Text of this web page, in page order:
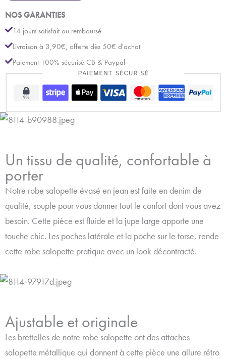
salopette
évasée
en
jean
NOS GARANTIES
14 jours satisfait ou remboursé
Livraison à 3,90€, offerte dès 50€ d'achat
Paiement 100% sécurisé CB & Paypal
Description
Un tissu de qualité, confortable à
porter
Notre robe salopette évasé en jean est faite en denim de qualité,
souple pour vous donner tout le confort dont vous avez besoin. Cette
pièce est fluide et la jupe large apporte une touche chic. Les poches
avec un look décontracté.
Ajustable et originale
Un tissu de qualité, confortable à
porter
Notre robe salopette évasé en jean est faite en denim de
qualité, souple pour vous donner tout le confort dont vous avez
besoin. Cette pièce est fluide et la jupe large apporte une
touche chic. Les poches latérale et la poche sur le torse, rende
cette robe salopette pratique avec un look décontracté.
Ajustable et originale
Les brettelles de notre robe salopette ont des attaches
salopette métallique qui donnent à cette pièce une allure rétro